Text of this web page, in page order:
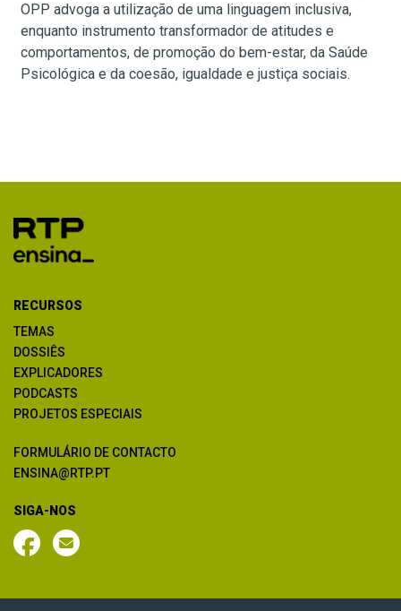
OPP advoga a utilização de uma linguagem inclusiva,
enquanto instrumento transformador de atitudes e
comportamentos, de promoção do bem-estar, da Saúde
Psicológica e da coesão, igualdade e justiça sociais.
RECURSOS
TEMAS
DOSSIÊS
EXPLICADORES
PODCASTS
PROJETOS ESPECIAIS
FORMULÁRIO DE CONTACTO
ENSINA@RTP.PT
SIGA-NOS